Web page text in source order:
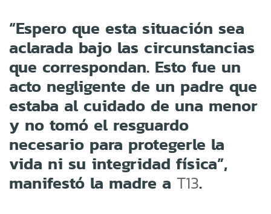
“Espero que esta situación sea
aclarada bajo las circunstancias
que correspondan. Esto fue un
acto negligente de un padre que
estaba al cuidado de una menor
y no tomó el resguardo
necesario para protegerle la
vida ni su integridad física”,
manifestó la madre a T13.